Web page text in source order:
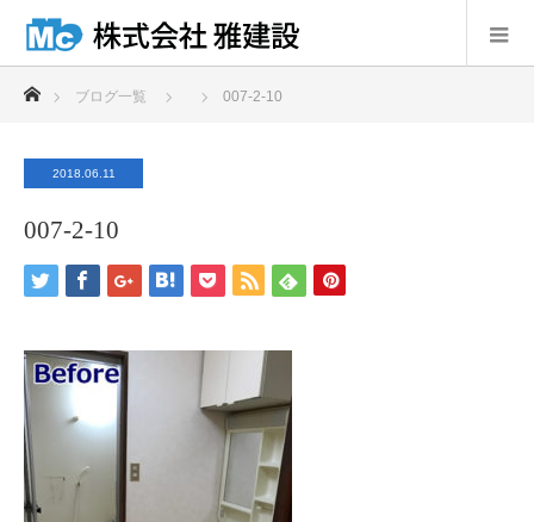
ブログ一覧 007-2-10
2018.06.11
007-2-10